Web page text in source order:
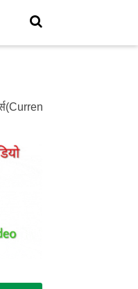
Affairs)- Test- 1214 ◆